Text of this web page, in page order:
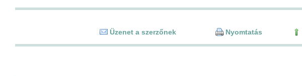
Üzenet a szerzőnek Nyomtatás